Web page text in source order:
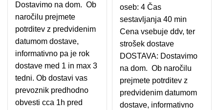
Dostavimo na dom. Ob
naročilu prejmete
potrditev z predvidenim
datumom dostave,
informativno pa je rok
dostave med 1 in max 3
tedni. Ob dostavi vas
prevoznik predhodno
obvesti cca 1h pred
oseb: 4 Čas
sestavljanja 40 min
Cena vsebuje ddv, ter
strošek dostave
DOSTAVA: Dostavimo
na dom. Ob naročilu
prejmete potrditev z
predvidenim datumom
dostave, informativno